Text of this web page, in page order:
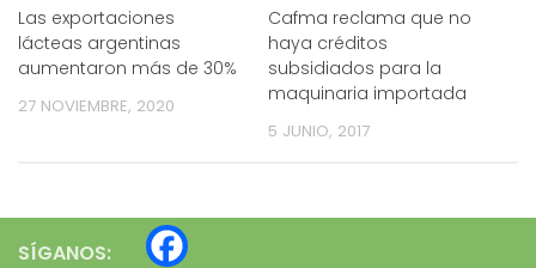
Las exportaciones
lácteas argentinas
aumentaron más de 30%
27 NOVIEMBRE, 2020
Cafma reclama que no
haya créditos
subsidiados para la
maquinaria importada
5 JUNIO, 2017
SÍGANOS: